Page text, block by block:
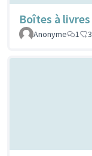
Boîtes à livres
Anonyme
1 3